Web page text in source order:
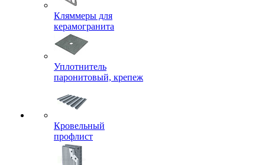
Кляммеры для
керамогранита
Уплотнитель
паронитовый, крепеж
Кровельный
профлист